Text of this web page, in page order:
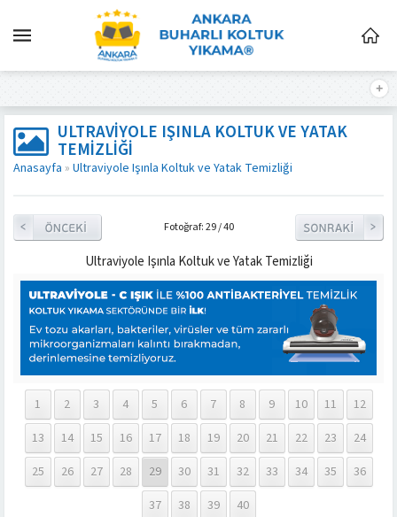
ULTRAVIYOLE IŞINLA KOLTUK VE YATAK
TEMIZLIĞI
Anasayfa » Ultraviyole Işınla Koltuk ve Yatak Temizliği
Fotoğraf: 29 / 40
Ultraviyole Işınla Koltuk ve Yatak Temizliği
1 2 3 4 5 6 7 8 9 10 11
12
13
14 15 16 17 18 19 20 21 22 23
24
25
26 27 28 29 30 31 32 33 34 35
36
37
38 39 40